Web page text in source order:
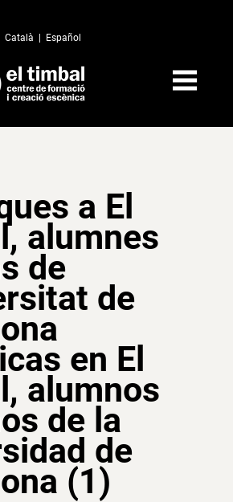
Català Español
a El
alumnes
de
de
en El
alumnos
de la
de
(1)